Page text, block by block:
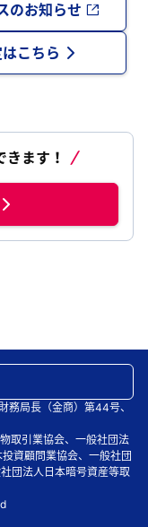
のお知らせ
こちら
ます！
務局長（金商）第44号、
取引業協会、一般社団法
資顧問業協会、一般社団
団法人日本暗号資産等取